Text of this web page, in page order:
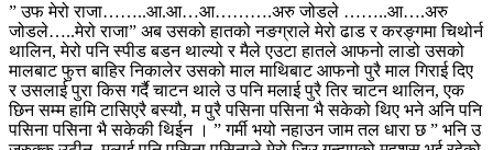
” उफ मेरो राजा……..आ.आ…आ……….अरु जोडले ……..आ….अरु
जोडले…..मेरो राजा” अब उसको हातको नङग्राले मेरो ढाड र करङ्गमा चिथोर्न
थालिन, मेरो पनि स्पीड बडन थाल्यो र मैले एउटा हातले आफनो लाडो उसको
मालबाट फुत्त बाहिर निकालेर उसको माल माथिबाट आफनो पुरै माल गिराई दिए
र उसलाई पुरा किस गर्दै चाटन थाले उ पनि मलाई पुरै तिर चाटन थालिन, एक
छिन सम्म हामि टासिएरै बस्यौ, म पुरै पसिना पसिना भै सकेको थिए भने अनि पनि
पसिना पसिना भै सकेकी थिईन । ” गर्मी भयो नहाउन जाम तल धारा छ ” भनि उ